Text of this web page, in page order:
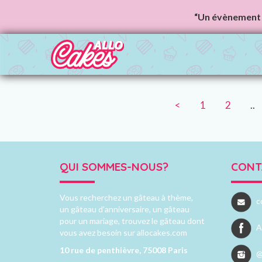
“Un
< 1 2 ..
QUI SOMMES-NOUS?
Vous recherchez un gâteau à thème,
un gâteau d’anniversaire, un gâteau
pour un mariage, trouvez le gâteau dont
vous avez besoin sur allocakes.com
10 rue de penthièvre, 75008 Paris